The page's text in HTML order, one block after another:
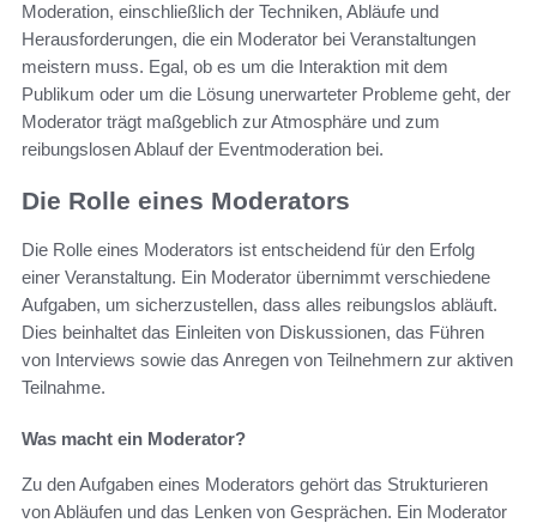
Moderation, einschließlich der Techniken, Abläufe und
Herausforderungen, die ein Moderator bei Veranstaltungen
meistern muss. Egal, ob es um die Interaktion mit dem
Publikum oder um die Lösung unerwarteter Probleme geht, der
Moderator trägt maßgeblich zur Atmosphäre und zum
reibungslosen Ablauf der Eventmoderation bei.
Die Rolle eines Moderators
Die Rolle eines Moderators ist entscheidend für den Erfolg
einer Veranstaltung. Ein Moderator übernimmt verschiedene
Aufgaben, um sicherzustellen, dass alles reibungslos abläuft.
Dies beinhaltet das Einleiten von Diskussionen, das Führen
von Interviews sowie das Anregen von Teilnehmern zur aktiven
Teilnahme.
Was macht ein Moderator?
Zu den Aufgaben eines Moderators gehört das Strukturieren
von Abläufen und das Lenken von Gesprächen. Ein Moderator